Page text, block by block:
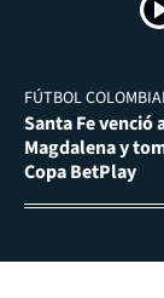
FÚTBOL
Santa Fe venció
Magdalena y
Copa BetPlay